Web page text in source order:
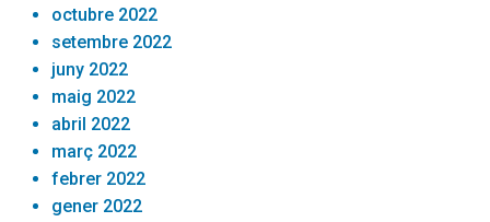
octubre 2022
setembre 2022
juny 2022
maig 2022
abril 2022
març 2022
febrer 2022
gener 2022